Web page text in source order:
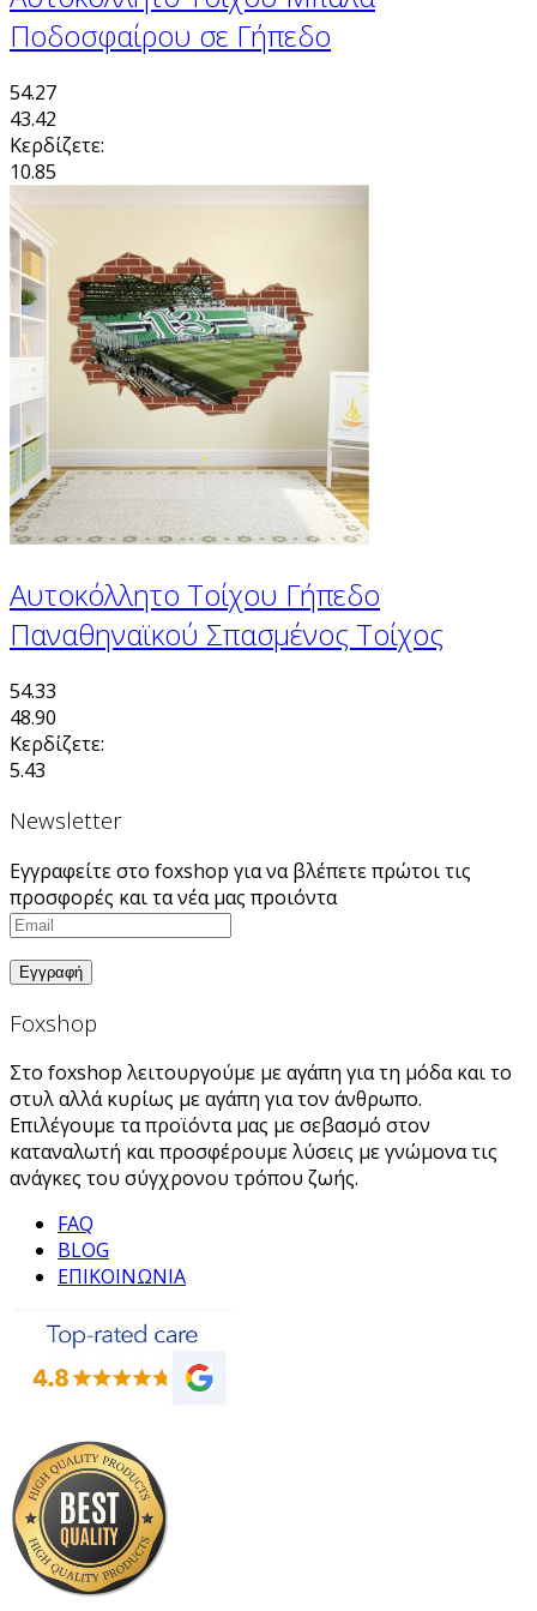
Ποδοσφαίρου σε Γήπεδο
54.27
43.42
Κερδίζετε:
10.85
Αυτοκόλλητο Τοίχου Γήπεδο
Παναθηναϊκού Σπασμένος Τοίχος
54.33
48.90
Κερδίζετε:
5.43
Newsletter
Εγγραφείτε στο foxshop για να βλέπετε πρώτοι τις
προσφορές και τα νέα μας προιόντα
Foxshop
Στο foxshop λειτουργούμε με αγάπη για τη μόδα και το
στυλ αλλά κυρίως με αγάπη για τον άνθρωπο.
Επιλέγουμε τα προϊόντα μας με σεβασμό στον
καταναλωτή και προσφέρουμε λύσεις με γνώμονα τις
ανάγκες του σύγχρονου τρόπου ζωής.
FAQ
BLOG
ΕΠΙΚΟΙΝΩΝΙΑ